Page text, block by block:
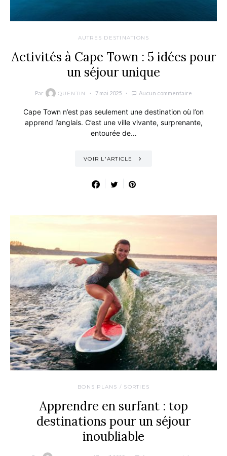
AUTRES DESTINATIONS
Activités à Cape Town : 5 idées pour
un séjour unique
Par QUENTIN 7 mai 2025 Aucun commentaire
Cape Town n’est pas seulement une destination où l’on
apprend l’anglais. C’est une ville vivante, surprenante,
entourée de…
VOIR L'ARTICLE
BONS PLANS / SORTIES
Apprendre en surfant : top
destinations pour un séjour
inoubliable